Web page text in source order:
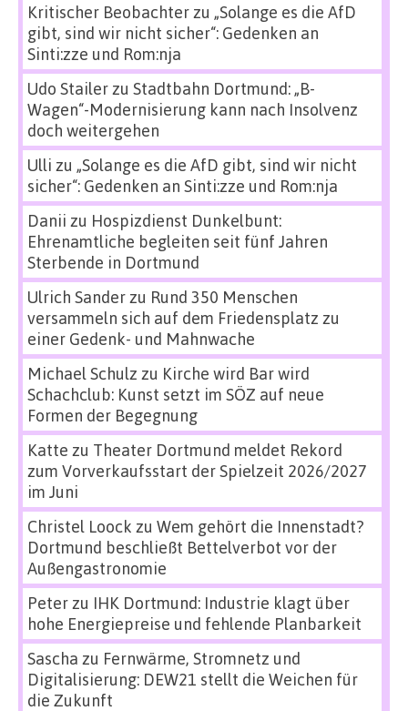
Kritischer Beobachterzu „Solange es die AfD
gibt, sind wir nicht sicher“: Gedenken an
Sinti:zze und Rom:nja
Udo Stailerzu Stadtbahn Dortmund: „B-
Wagen“-Modernisierung kann nach Insolvenz
doch weitergehen
Ulli zu „Solange es die AfD gibt, sind wir nicht
sicher“: Gedenken an Sinti:zze und Rom:nja
Danii zu Hospizdienst Dunkelbunt:
Ehrenamtliche begleiten seit fünf Jahren
Sterbende in Dortmund
Ulrich Sanderzu Rund 350 Menschen
versammeln sich auf dem Friedensplatz zu
einer Gedenk- und Mahnwache
Michael Schulz zu Kirche wird Bar wird
Schachclub: Kunst setzt im SÖZ auf neue
Formen der Begegnung
Katte zu Theater Dortmund meldet Rekord
zum Vorverkaufsstart der Spielzeit 2026/2027
im Juni
Christel Loock zu Wem gehört die Innenstadt?
Dortmund beschließt Bettelverbot vor der
Außengastronomie
Peterzu IHK Dortmund: Industrie klagt über
hohe Energiepreise und fehlende Planbarkeit
Sascha zu Fernwärme, Stromnetz und
Digitalisierung: DEW21 stellt die Weichen für
die Zukunft